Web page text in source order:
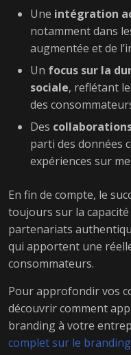
Une intégration
notamment dans
augmentée et de
Un focus sur la
sociale, reflétant
des
Des
parti des données
expériences sur
En fin de compte, le
toujours sur la
partenariats
qui apportent une
consommateurs.
Pour approfondir vos
découvrir comment
branding à votre
complet sur le branding